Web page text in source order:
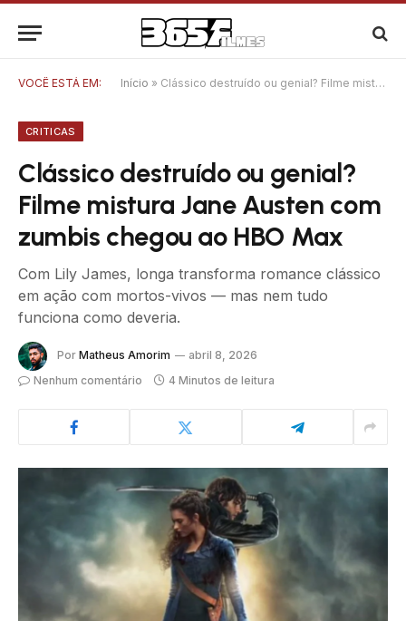
VOCÊ ESTÁ EM: Início » Clássico destruído ou genial? Filme mistura Jane Austen com zumbis chegou ao HBO Max
CRITICAS
Clássico destruído ou genial?
Filme mistura Jane Austen com
zumbis chegou ao HBO Max
Com Lily James, longa transforma romance clássico
em ação com mortos-vivos — mas nem tudo
funciona como deveria.
Por Matheus Amorim
abril 8, 2026
Nenhum comentário
4 Minutos de leitura